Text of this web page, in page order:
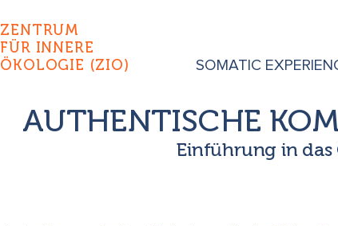
ZENTRUM
FÜR INNERE
ÖKOLOGIE (ZIO)
SOMATIC
AUTHENTISCHE
Einführung in das